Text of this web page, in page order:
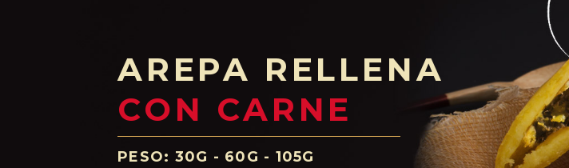
AREPA RELLENA
CON CARNE
PESO: 30G - 60G - 105G